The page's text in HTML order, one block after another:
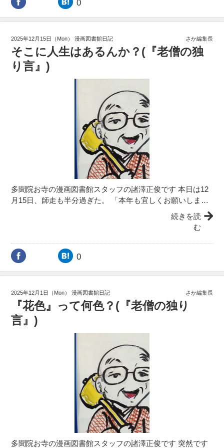
0
2025年12月15日（Mon）漫画図書館日記 さか編集長
そこに人生はあるんか？(『老僧の独
り言』)
多聞院お寺の漫画図書館スタッフの諸澤正俊です 本日は12
月15日、師走も半分過ぎた。 「本年も宜しくお願いしま…
続きを読
む
0
2025年12月1日（Mon）漫画図書館日記 さか編集長
『花色』って何色？(『老僧の独り
言』)
多聞院お寺の漫画図書館スタッフの諸澤正俊です 突然です